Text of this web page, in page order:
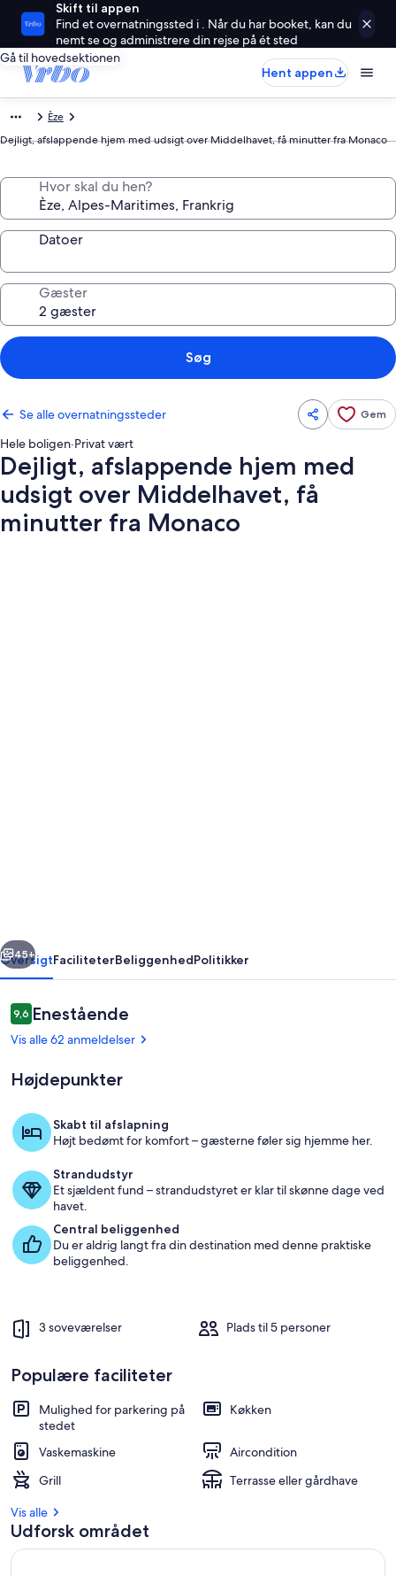
Skift til appen
Find et overnatningssted i . Når du har booket, kan du
nemt se og administrere din rejse på ét sted
Gå til hovedsektionen
Hent appen
Èze
Dejligt, afslappende hjem med udsigt over Middelhavet, få minutter fra Monaco
Hvor skal du hen?
Datoer
Gæster
Søg
Se alle overnatningssteder Gem
Hele boligen·Privat vært
Dejligt, afslappende hjem med
udsigt over Middelhavet, få
minutter fra Monaco
Middelhavet,
få
minutter
fra
Interiør
Næste
45+
OversigtFaciliteterBeliggenhedPolitikker
Anmeldelser
9,69,6 ud af 10.
Enestående
Vis alle 62 anmeldelser
Højdepunkter
Skabt til afslapning
Højt bedømt for komfort – gæsterne føler sig hjemme her.
Strandudstyr
Et sjældent fund – strandudstyret er klar til skønne dage ved
havet.
Central beliggenhed
Du er aldrig langt fra din destination med denne praktiske
beliggenhed.
3 soveværelser Plads til 5 personer
Populære faciliteter
Mulighed for parkering på
stedet
Køkken
Vaskemaskine
Aircondition
Grill
Terrasse eller gårdhave
Vis alle
Udforsk området